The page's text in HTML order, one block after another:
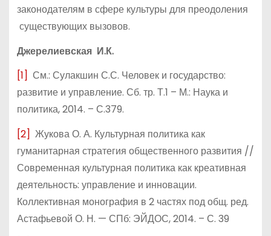
законодателям в сфере культуры для преодоления
существующих вызовов.
Джерелиевская И.К.
[1] См.: Сулакшин С.С. Человек и государство:
развитие и управление. Сб. тр. Т.1 – М.: Наука и
политика, 2014. – С.379.
[2] Жукова О. А. Культурная политика как
гуманитарная стратегия общественного развития //
Современная культурная политика как креативная
деятельность: управление и инновации.
Коллективная монография в 2 частях под общ. ред.
Астафьевой О. Н. — СПб: ЭЙДОС, 2014. – С. 39